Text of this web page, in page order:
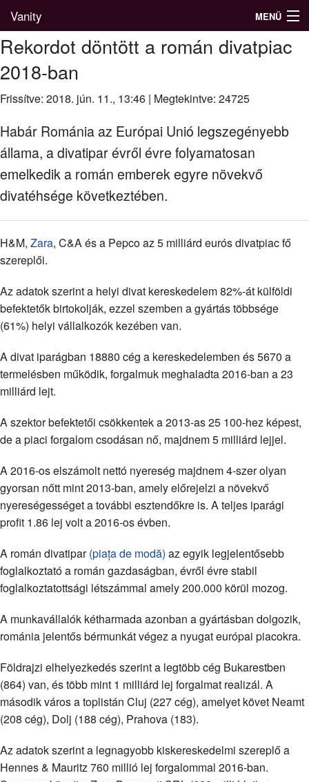
Vanity MENÜ
Divatmárkák
Üzletek
Rekordot döntött a román divatpiac
2018-ban
Frissítve: 2018. jún. 11., 13:46 | Megtekintve: 24725
Habár Románia az Európai Unió legszegényebb
állama, a divatipar évről évre folyamatosan
emelkedik a román emberek egyre növekvő
divatéhsége következtében.
H&M, Zara, C&A és a Pepco az 5 milliárd eurós divatpiac fő
szereplői.
Az adatok szerint a helyi divat kereskedelem 82%-át külföldi
befektetők birtokolják, ezzel szemben a gyártás többsége
(61%) helyi vállalkozók kezében van.
A divat iparágban 18880 cég a kereskedelemben és 5670 a
termelésben működik, forgalmuk meghaladta 2016-ban a 23
milliárd lejt.
A szektor befektetői csökkentek a 2013-as 25 100-hez képest,
de a piaci forgalom csodásan nő, majdnem 5 milliárd lejjel.
A 2016-os elszámolt nettó nyereség majdnem 4-szer olyan
gyorsan nőtt mint 2013-ban, amely előrejelzi a növekvő
nyereségességet a további esztendőkre is. A teljes iparági
profit 1.86 lej volt a 2016-os évben.
A román divatipar(piața de modă) az egyik legjelentősebb
foglalkoztató a román gazdaságban, évről évre stabil
foglalkoztatottsági létszámmal amely 200.000 körül mozog.
A munkavállalók kétharmada azonban a gyártásban dolgozik,
románia jelentős bérmunkát végez a nyugat európai piacokra.
Földrajzi elhelyezkedés szerint a legtöbb cég Bukarestben
(864) van, és több mint 1 milliárd lej forgalmat realizál. A
második város a toplistán Cluj (227 cég), amelyet követ Neamt
(208 cég), Dolj (188 cég), Prahova (183).
Az adatok szerint a legnagyobb kiskereskedelmi szereplő a
Hennes & Mauritz 760 millió lej forgalommal 2016-ban.